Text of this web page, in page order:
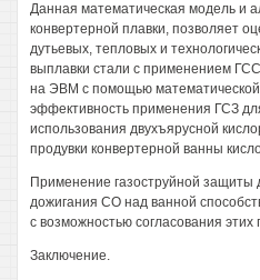
Данная математическая модель и
конвертерной плавки, позволяет
дутьевых, тепловых и
выплавки стали с применением
на ЭВМ с помощью
эффективность применения ГСЗ
использования двухъярусной
продувки конвертерной ванны
Применение газоструйной
дожигания СО над ванной
с возможностью согласования
Заключение.